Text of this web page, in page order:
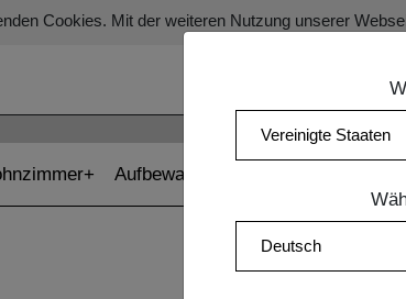
Cookies. Mit der weiteren Nutzung unserer
SECRET SALE
Aufbewahrung